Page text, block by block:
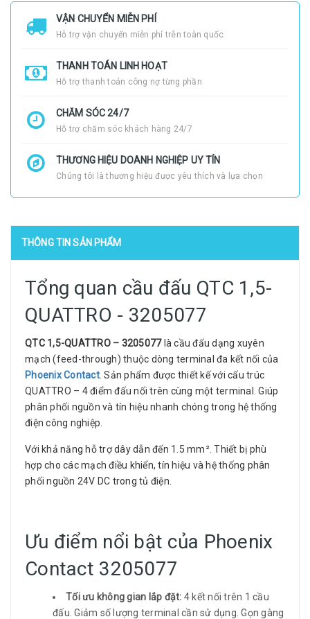
VẬN CHUYỂN MIỄN PHÍ
Hỗ trợ vận chuyển miễn phí trên toàn quốc
THANH TOÁN LINH HOẠT
Hỗ trợ thanh toán công nợ từng phần
CHĂM SÓC 24/7
Hỗ trợ chăm sóc khách hàng 24/7
THƯƠNG HIỆU DOANH NGHIỆP UY TÍN
Chúng tôi là thương hiệu được yêu thích và lựa chọn
THÔNG TIN SẢN PHẨM
Tổng quan cầu đấu QTC 1,5-
QUATTRO - 3205077
QTC 1,5-QUATTRO – 3205077là cầu đấu dạng xuyên
mạch (feed-through) thuộc dòng terminal đa kết nối của
Phoenix Contact. Sản phẩm được thiết kế với cấu trúc
QUATTRO – 4 điểm đấu nối trên cùng một terminal. Giúp
phân phối nguồn và tín hiệu nhanh chóng trong hệ thống
điện công nghiệp.
Với khả năng hỗ trợ dây dẫn đến 1.5 mm². Thiết bị phù
hợp cho các mạch điều khiển, tín hiệu và hệ thống phân
phối nguồn 24V DC trong tủ điện.
Ưu điểm nổi bật của Phoenix
Contact 3205077
Tối ưu không gian lắp đặt: 4 kết nối trên 1 cầu
đấu. Giảm số lượng terminal cần sử dụng. Gọn gàng